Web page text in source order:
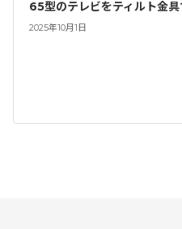
65型のテレビをティルト金
2025年10月1日